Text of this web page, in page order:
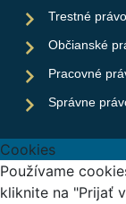
Trestné právo
Občianské
Pracovné
Správne
Cookies
Používame
kliknite na "Prijať